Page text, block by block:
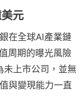
元
在全球AI產業鏈
周期的曝光風險
上市公司，並無
與變現能力一直